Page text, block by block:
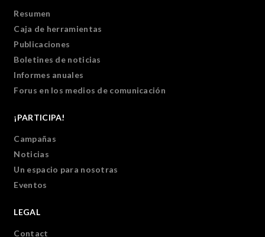
Resumen
Caja de herramientas
Publicaciones
Boletines de noticias
Informes anuales
Forus en los medios de comunicación
¡PARTICIPA!
Campañas
Noticias
Un espacio para nosotras
Eventos
LEGAL
Contact